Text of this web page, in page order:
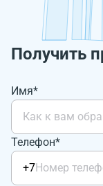
Получить
Имя*
Телефон*
+7